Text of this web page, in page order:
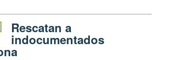
Rescatan a
indocumentados